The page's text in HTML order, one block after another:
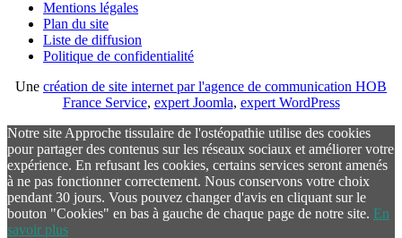
Mentions légales
Plan du site
Liste de diffusion
Politique de confidentialité
Une création de site internet par l'agence de communication HOB
France Service, expert Joomla, expert WordPress
Notre site Approche tissulaire de l'ostéopathie utilise des cookies
pour partager des contenus sur les réseaux sociaux et améliorer votre
expérience. En refusant les cookies, certains services seront amenés
à ne pas fonctionner correctement. Nous conservons votre choix
pendant 30 jours. Vous pouvez changer d'avis en cliquant sur le
bouton "Cookies" en bas à gauche de chaque page de notre site. En
savoir plus